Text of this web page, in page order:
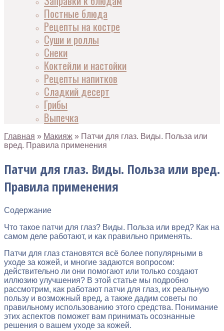
Постные блюда
Рецепты на костре
Суши и роллы
Снеки
Коктейли и настойки
Рецепты напитков
Сладкий десерт
Грибы
Выпечка
Главная » Макияж » Патчи для глаз. Виды. Польза или
вред. Правила применения
Патчи для глаз. Виды. Польза или вред.
Правила применения
Содержание
Что такое патчи для глаз? Виды. Польза или вред? Как на
самом деле работают, и как правильно применять.
Патчи для глаз становятся всё более популярными в
уходе за кожей, и многие задаются вопросом:
действительно ли они помогают или только создают
иллюзию улучшения? В этой статье мы подробно
рассмотрим, как работают патчи для глаз, их реальную
пользу и возможный вред, а также дадим советы по
правильному использованию этого средства. Понимание
этих аспектов поможет вам принимать осознанные
решения о вашем уходе за кожей.